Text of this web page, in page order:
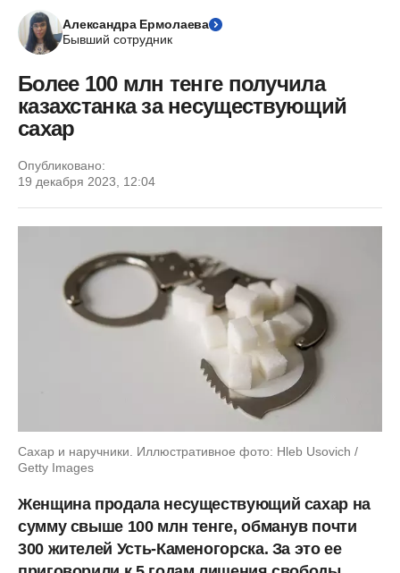
Александра Ермолаева
Бывший сотрудник
Более 100 млн тенге получила
казахстанка за несуществующий
сахар
Опубликовано:
19 декабря 2023, 12:04
Сахар и наручники. Иллюстративное фото: Hleb Usovich /
Getty Images
Женщина продала несуществующий сахар на
сумму свыше 100 млн тенге, обманув почти
300 жителей Усть-Каменогорска. За это ее